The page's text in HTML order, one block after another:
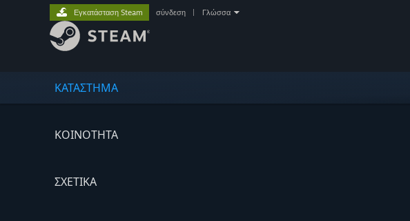
ΚΑΤΑΣΤΗΜΑ
ΚΟΙΝΟΤΗΤΑ
ΣΧΕΤΙΚΆ
Εγκατάσταση Steam σύνδεση Γλώσσα